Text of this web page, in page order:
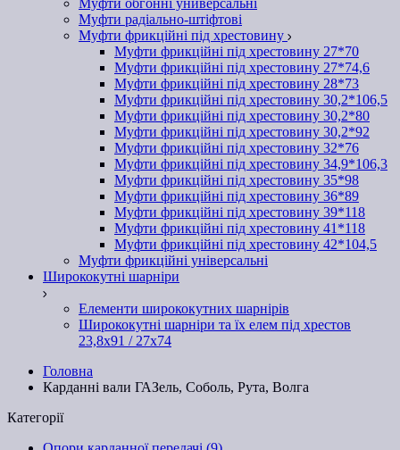
Муфти обгонні универсальні
Муфти радіально-штіфтові
Муфти фрикційні під хрестовину
Муфти фрикційні під хрестовину 27*70
Муфти фрикційні під хрестовину 27*74,6
Муфти фрикційні під хрестовину 28*73
Муфти фрикційні під хрестовину 30,2*106,5
Муфти фрикційні під хрестовину 30,2*80
Муфти фрикційні під хрестовину 30,2*92
Муфти фрикційні під хрестовину 32*76
Муфти фрикційні під хрестовину 34,9*106,3
Муфти фрикційні під хрестовину 35*98
Муфти фрикційні під хрестовину 36*89
Муфти фрикційні під хрестовину 39*118
Муфти фрикційні під хрестовину 41*118
Муфти фрикційні під хрестовину 42*104,5
Муфти фрикційні універсальні
Ширококутні шарніри
Елементи ширококутних шарнірів
Ширококутні шарніри та їх елем під хрестов
23,8х91 / 27x74
Головна
Карданні вали ГАЗель, Соболь, Рута, Волга
Категорії